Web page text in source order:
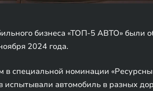
бизнеса «ТОП-5 АВТО» были
2024 года.
в специальной номинации
автомобиль в разных